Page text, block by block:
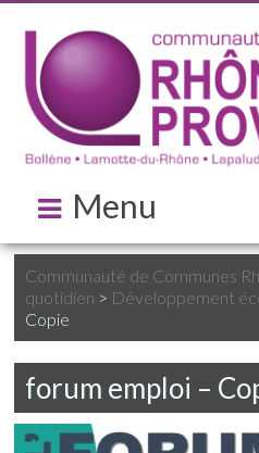
Menu
Communauté de Communes
quotidien > Développement
Copie
forum emploi –